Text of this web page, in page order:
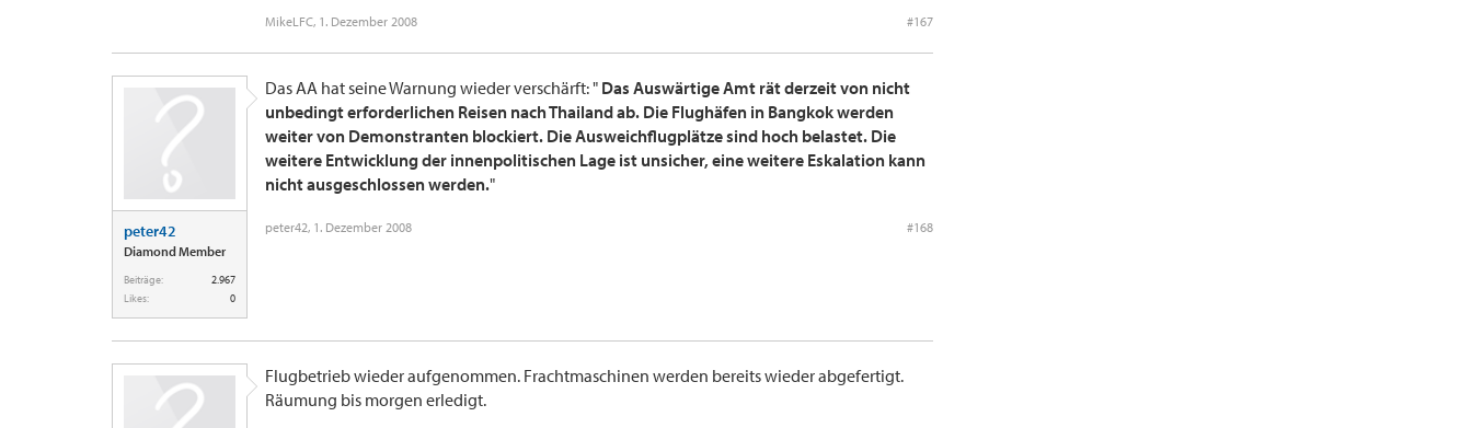
MikeLFC, 1. Dezember 2008 #167
peter42
Diamond Member
Beiträge:
2.967
Likes:
0
Das AA hat seine Warnung wieder verschärft: " Das Auswärtige Amt rät derzeit von nicht
unbedingt erforderlichen Reisen nach Thailand ab. Die Flughäfen in Bangkok werden
weiter von Demonstranten blockiert. Die Ausweichflugplätze sind hoch belastet. Die
weitere Entwicklung der innenpolitischen Lage ist unsicher, eine weitere Eskalation kann
nicht ausgeschlossen werden."
peter42, 1. Dezember 2008 #168
Flugbetrieb wieder aufgenommen. Frachtmaschinen werden bereits wieder abgefertigt.
Räumung bis morgen erledigt.